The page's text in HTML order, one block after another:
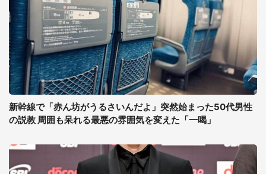
新幹線で「赤ん坊がうるさいんだよ」突然始まった50代男性
の説教 周囲も呆れる最悪の雰囲気を変えた「一喝」